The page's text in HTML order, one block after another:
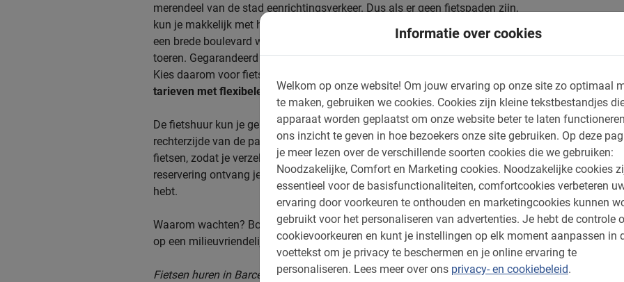
Informatie over cookies
Welkom op onze website! Om jouw ervaring op onze site zo optimaal
te maken, gebruiken we cookies. Cookies zijn kleine tekstbestandjes
apparaat worden geplaatst om onze website beter te laten
ons inzicht te geven in hoe bezoekers onze site gebruiken. Op deze
je meer lezen over de verschillende soorten cookies die we gebruiken:
Noodzakelijke, Comfort en Marketing cookies. Noodzakelijke cookies
essentieel voor de basisfunctionaliteiten, comfortcookies verbeteren
ervaring door voorkeuren te onthouden en marketingcookies kunnen
gebruikt voor het personaliseren van advertenties. Je hebt de controle
cookievoorkeuren en kunt je instellingen op elk moment aanpassen in
voettekst om je privacy te beschermen en je online ervaring te
personaliseren. Lees meer over ons privacy- en cookiebeleid.
merendeel van de stad eenrichtingsverkeer. Dus als er geen fietspaden zijn,
kun je makkelijk met het verkeer mee trappen. Daarnaast is er langs de kust
een brede boulevard waar het aangenaam is om lekker in het zonnetje rond te
toeren. Gegarandeerd genieten!
Kies daarom voor fietsen huren met Baja Bikes! Wij bieden je
tarieven met flexibele voorwaarden
De fietshuur kun je gemakkelijk boeken via het reserveringsmenu aan de
rechterzijde van de pagina. Selecteer de gewenste datum en het aantal
fietsen, zodat je verzekerd bent van de fietsen! Na het maken van de
reservering ontvang je direct een bevestiging met alle informatie die je nodig
hebt.
Waarom wachten? Boek nu de fietsen en ontdek al de parels van Barcelona
op een milieuvriendelijke manier!
Fietsen huren in Barcelona begint hier bij Baja Bikes!